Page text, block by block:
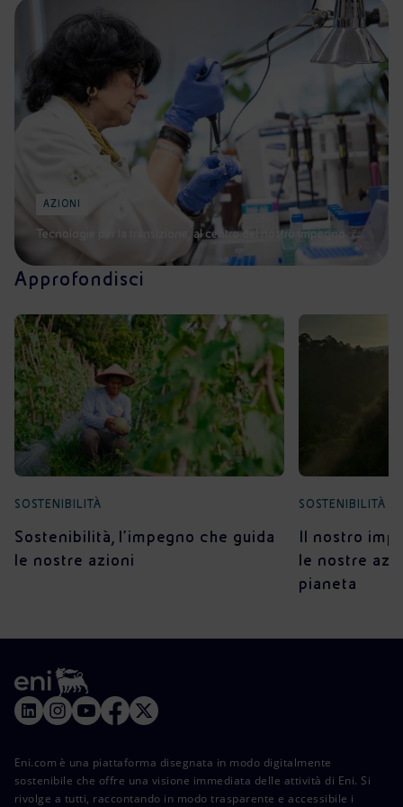
AZIONI
Tecnologie per la transizione, al centro del nostro impegno
Approfondisci
SOSTENIBILITÀ
Sostenibilità, l’impegno che guida
le nostre azioni
SOSTENIBILITÀ
Il nostro
le nostre
pianeta
Eni.com è una piattaforma disegnata in modo digitalmente
sostenibile che offre una visione immediata delle attività di Eni. Si
rivolge a tutti, raccontando in modo trasparente e accessibile i